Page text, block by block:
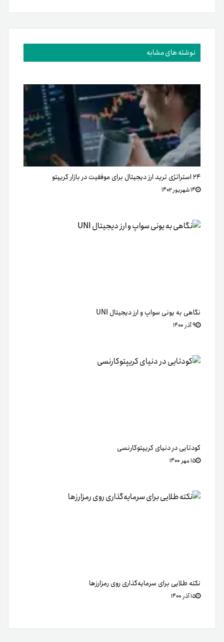
نوشته های مشابه
۲۴ استراتژی ترید ارز دیجیتال برای موفقیت در بازار کریپتو
۱۴ شهریور ۱۴۰۲
نگاهی به یونی ‌سواپ و ارز دیجیتال UNI
۹ آذر ۱۴۰۰
کودتایی در دنیای کریپتوکارنسی
۱۵ مهر ۱۴۰۰
نکته طلایی برای سرمایه‌گذاری روی رمزارزها
۱۵ آذر ۱۴۰۰